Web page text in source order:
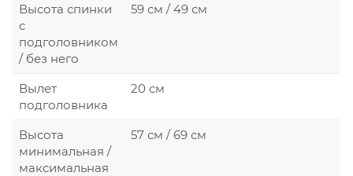
Высота спинки
с
подголовником
/ без него
59 см / 49 см
Вылет
подголовника
20 см
Высота
минимальная /
максимальная
57 см / 69 см